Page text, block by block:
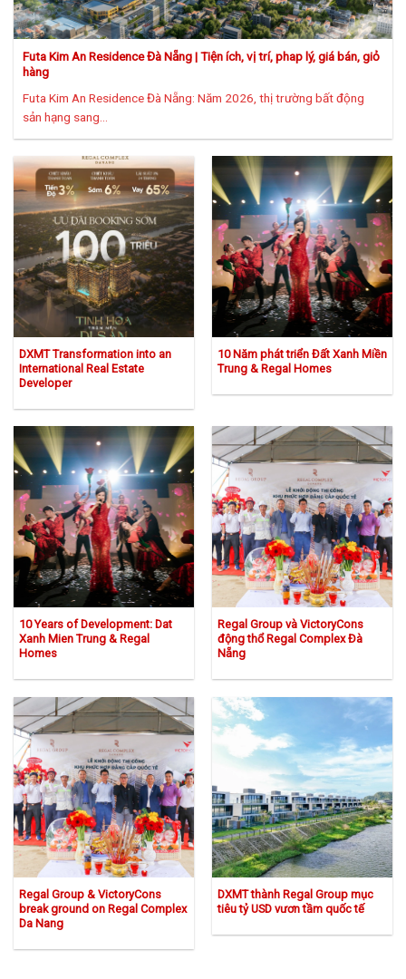
Futa Kim An Residence Đà Nẵng | Tiện ích, vị trí, phap lý, giá bán, giỏ
hàng
Futa Kim An Residence Đà Nẵng: Năm 2026, thị trường bất động
sản hạng sang...
DXMT Transformation into an
International Real Estate
Developer
10 Năm phát triển Đất Xanh Miền
Trung & Regal Homes
10 Years of Development: Dat
Xanh Mien Trung & Regal
Homes
Regal Group và VictoryCons
động thổ Regal Complex Đà
Nẵng
Regal Group & VictoryCons
break ground on Regal Complex
Da Nang
DXMT thành Regal Group mục
tiêu tỷ USD vươn tầm quốc tế